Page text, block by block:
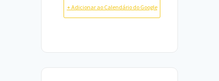
+ Adicionar ao Calendário do Google